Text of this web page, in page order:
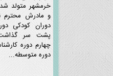
خرمشهر متولد
و مادرش
دوران کودکی
پشت ‌سر
چهارم دوره
دوره متوسطه...